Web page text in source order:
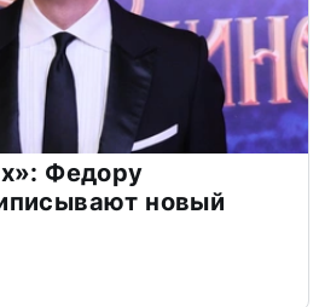
Федору
новый